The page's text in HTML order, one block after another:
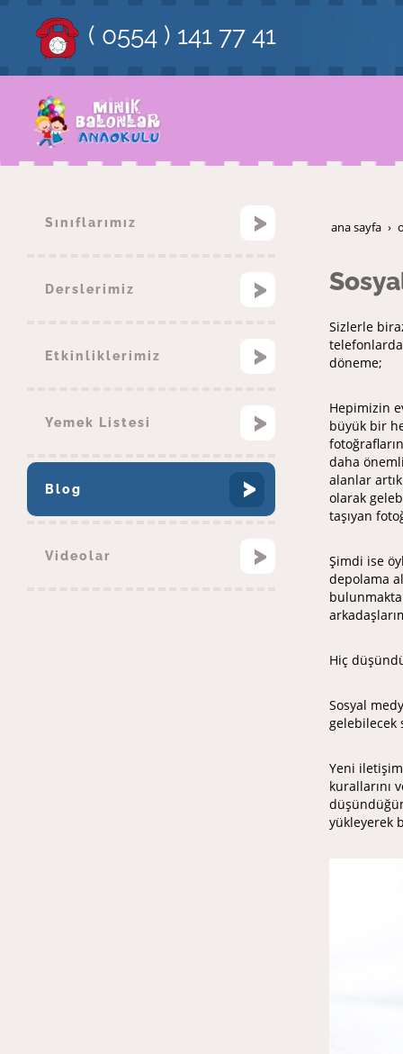
( 0554 ) 141 77 41
ana sayfa
Sizlerle
döneme;
Hepimizin
büyük bir
daha
alanlar
olarak
taşıyan
Şimdi ise
depolama
Hiç
Sosyal
gelebilecek
Yeni iletişim
kurallarını
yükleyerek
Sınıflarımız
Derslerimiz
Etkinliklerimiz
Yemek Listesi
Blog
Videolar